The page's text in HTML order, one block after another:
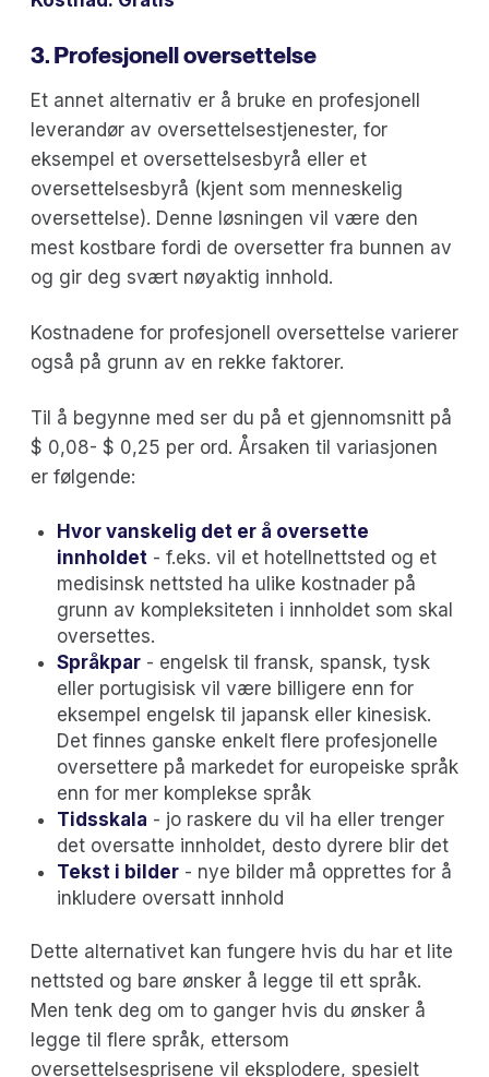
3. Profesjonell oversettelse
Et annet alternativ er å bruke en profesjonell
leverandør av oversettelsestjenester, for
eksempel et oversettelsesbyrå eller et
oversettelsesbyrå (kjent som menneskelig
oversettelse). Denne løsningen vil være den
mest kostbare fordi de oversetter fra bunnen av
og gir deg svært nøyaktig innhold.
Kostnadene for profesjonell oversettelse varierer
også på grunn av en rekke faktorer.
Til å begynne med ser du på et gjennomsnitt på
$ 0,08- $ 0,25 per ord. Årsaken til variasjonen
er følgende:
Hvor vanskelig det er å oversette
innholdet - f.eks. vil et hotellnettsted og et
medisinsk nettsted ha ulike kostnader på
grunn av kompleksiteten i innholdet som skal
oversettes.
Språkpar - engelsk til fransk, spansk, tysk
eller portugisisk vil være billigere enn for
eksempel engelsk til japansk eller kinesisk.
Det finnes ganske enkelt flere profesjonelle
oversettere på markedet for europeiske språk
enn for mer komplekse språk
Tidsskala - jo raskere du vil ha eller trenger
det oversatte innholdet, desto dyrere blir det
Tekst i bilder - nye bilder må opprettes for å
inkludere oversatt innhold
Dette alternativet kan fungere hvis du har et lite
nettsted og bare ønsker å legge til ett språk.
Men tenk deg om to ganger hvis du ønsker å
legge til flere språk, ettersom
oversettelsesprisene vil eksplodere, spesielt